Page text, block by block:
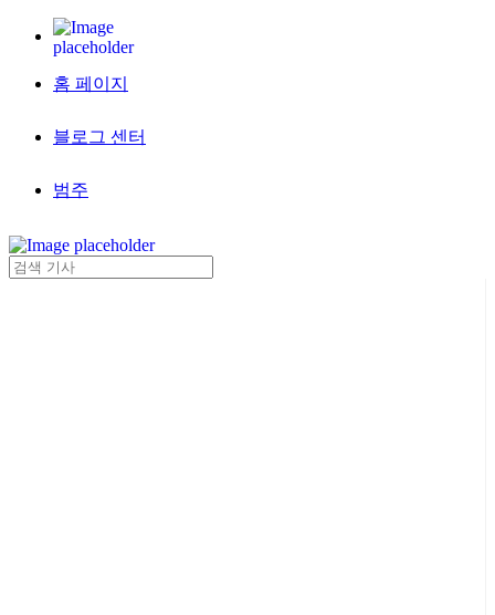
홈 페이지
블로그 센터
범주